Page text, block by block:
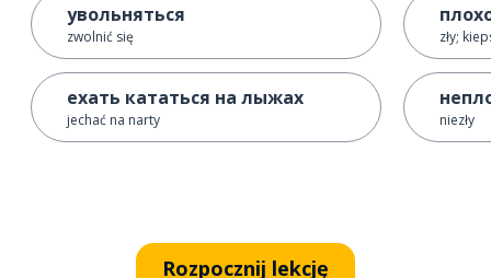
увольняться
zwolnić się
ехать кататься на лыжах
jechać na narty
zły;
niezły
Rozpocznij lekcję